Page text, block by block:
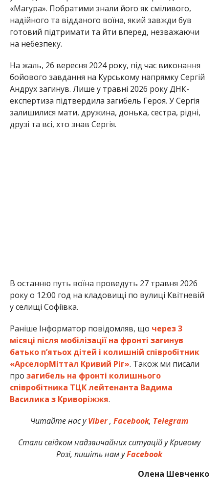
«Магура». Побратими знали його як сміливого,
надійного та відданого воїна, який завжди був
готовий підтримати та йти вперед, незважаючи
на небезпеку.
На жаль, 26 вересня 2024 року, під час виконання
бойового завдання на Курському напрямку Сергій
Андрух загинув. Лише у травні 2026 року ДНК-
експертиза підтвердила загибель Героя. У Сергія
залишилися мати, дружина, донька, сестра, рідні,
друзі та всі, хто знав Сергія.
В останню путь воїна проведуть 27 травня 2026
року о 12:00 год на кладовищі по вулиці Квітневій
у селищі Софіївка.
Раніше Інформатор повідомляв, що через 3
місяці після мобілізації на фронті загинув
батько п’ятьох дітей і колишній співробітник
«АрселорМіттал Кривий Ріг». Також ми писали
про загибель на фронті колишнього
співробітника ТЦК лейтенанта Вадима
Василика з Криворіжжя.
Читайте нас уViber,Facebook, Telegram
Стали свідком надзвичайних ситуацій у Кривому
Розі, пишіть нам уFacebook
Олена Шевченко